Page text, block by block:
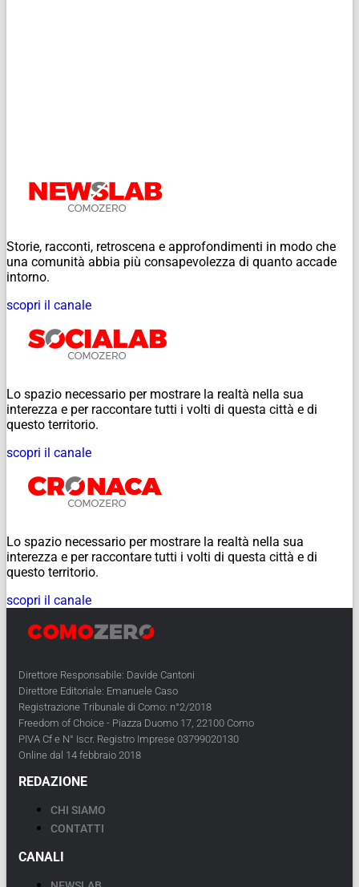
Storie, racconti, retroscena e approfondimenti in modo che
una comunità abbia più consapevolezza di quanto accade
intorno.
scopri il canale
Lo spazio necessario per mostrare la realtà nella sua
interezza e per raccontare tutti i volti di questa città e di
questo territorio.
scopri il canale
Lo spazio necessario per mostrare la realtà nella sua
interezza e per raccontare tutti i volti di questa città e di
questo territorio.
scopri il canale
Direttore Responsabile: Davide Cantoni
Direttore Editoriale: Emanuele Caso
Registrazione Tribunale di Como: n°2/2018
Freedom of Choice - Piazza Duomo 17, 22100 Como
PIVA Cf e N° Iscr. Registro Imprese 03799020130
Online dal 14 febbraio 2018
REDAZIONE
CHI SIAMO
CONTATTI
CANALI